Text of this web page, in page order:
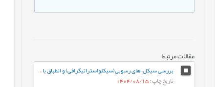
مقالات مرتبط
بررسی سیکل¬های رسوبی(سیکلواستراتیگرافی) و انطباق با مرزهای زیستی – زمانی ائوسن بالایی – الیگوسن در سازندهای پابده (بخش بالایی سازند پابده) و آسماری در میدان نفتی مارون
تاریخ چاپ: 1404/08/15